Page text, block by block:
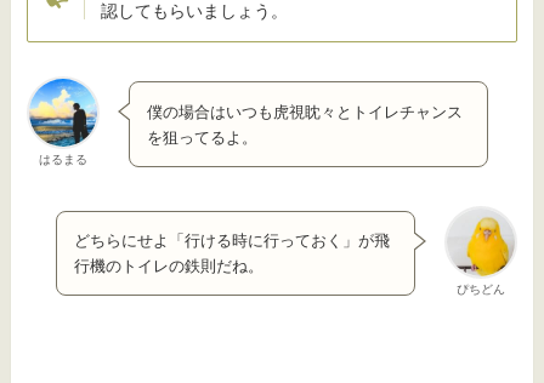
認してもらいましょう。
はるまる
僕の場合はいつも虎視眈々とトイレチャンス
を狙ってるよ。
ぴちどん
どちらにせよ「行ける時に行っておく」が飛
行機のトイレの鉄則だね。